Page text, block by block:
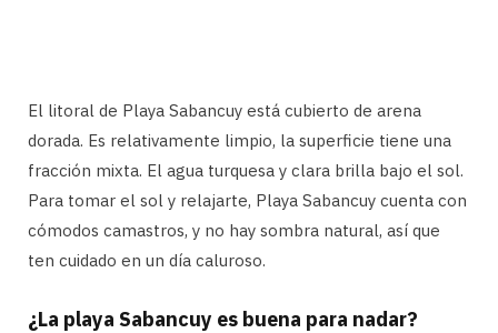
El litoral de Playa Sabancuy está cubierto de arena
dorada. Es relativamente limpio, la superficie tiene una
fracción mixta. El agua turquesa y clara brilla bajo el sol.
Para tomar el sol y relajarte, Playa Sabancuy cuenta con
cómodos camastros, y no hay sombra natural, así que
ten cuidado en un día caluroso.
¿La playa Sabancuy es buena para nadar?